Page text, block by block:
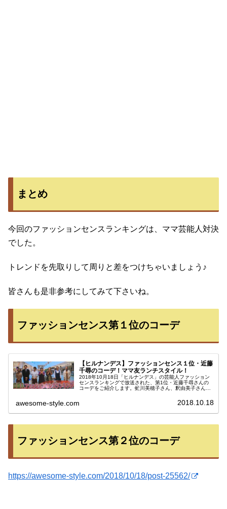
まとめ
今回のファッションセンスランキングは、ママ芸能人対決
でした。
トレンドを先取りして周りと差をつけちゃいましょう♪
皆さんも是非参考にしてみて下さいね。
ファッションセンス第１位のコーデ
【ヒルナンデス】ファッションセンス１位・近藤
千尋のコーデ！ママ友ランチスタイル！
2018年10月18日「ヒルナンデス」の芸能人ファッション
センスランキングで放送された、第1位・近藤千尋さんの
コーデをご紹介します。虻川美穂子さん、釈由美子さん、
awesome-style.com 2018.10.18
ファッションセンス第２位のコーデ
https://awesome-style.com/2018/10/18/post-25562/